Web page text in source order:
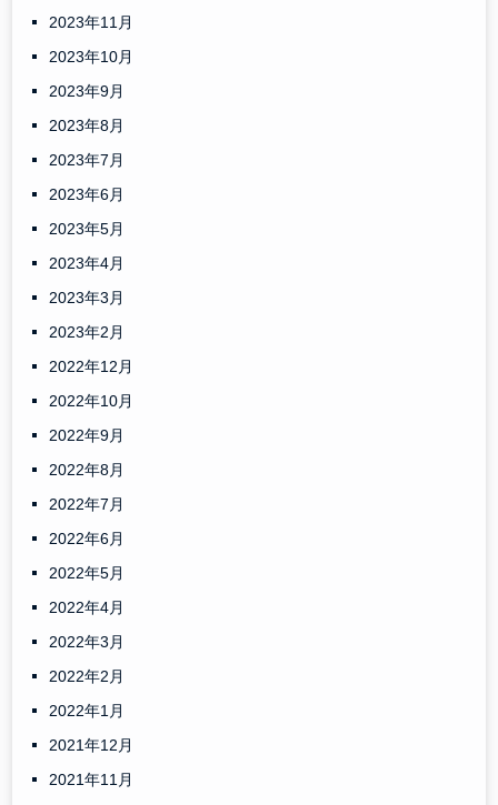
2023年11月
2023年10月
2023年9月
2023年8月
2023年7月
2023年6月
2023年5月
2023年4月
2023年3月
2023年2月
2022年12月
2022年10月
2022年9月
2022年8月
2022年7月
2022年6月
2022年5月
2022年4月
2022年3月
2022年2月
2022年1月
2021年12月
2021年11月